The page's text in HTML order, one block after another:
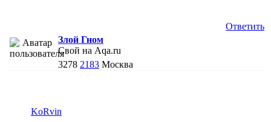
Ответить
Злой Гном
Свой на Aqa.ru
3278 2183 Москва
KoRvin